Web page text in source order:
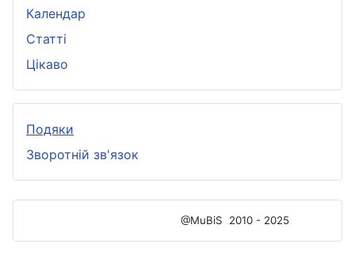
Календар
Статті
Цікаво
Подяки
Зворотній зв'язок
@MuBiS 2010 - 2025